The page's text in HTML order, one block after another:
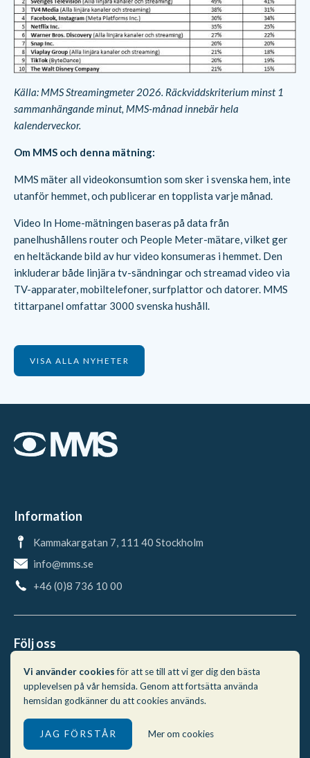
Källa: MMS Streamingmeter 2026. Räckviddskriterium minst 1
sammanhängande minut, MMS-månad innebär hela
kalenderveckor.
Om MMS och denna mätning:
MMS mäter all videokonsumtion som sker i svenska hem, inte
utanför hemmet, och publicerar en topplista varje månad.
Video In Home-mätningen baseras på data från
panelhushållens router och People Meter-mätare, vilket ger
en heltäckande bild av hur video konsumeras i hemmet. Den
inkluderar både linjära tv-sändningar och streamad video via
TV-apparater, mobiltelefoner, surfplattor och datorer. MMS
tittarpanel omfattar 3000 svenska hushåll.
VISA ALLA NYHETER
Information
Kammakargatan 7, 111 40 Stockholm
info@mms.se
+46 (0)8 736 10 00
Följ oss
© 2026 MMS
Vi använder cookiesför att se till att vi ger dig den bästa
upplevelsen på vår hemsida. Genom att fortsätta använda
hemsidan godkänner du att cookies används.
JAG FÖRSTÅR Mer om cookies